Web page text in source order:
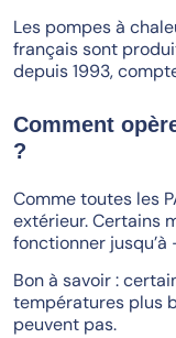
Les pompes à
français sont
depuis 1993,
Comment
?
Comme toutes les
extérieur. Certains
fonctionner jusqu’à
Bon à savoir :
températures plus
peuvent pas.